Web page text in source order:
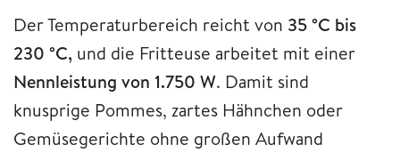
Der Temperaturbereich reicht von 35 °C bis
230 °C, und die Fritteuse arbeitet mit einer
Nennleistung von 1.750 W. Damit sind
knusprige Pommes, zartes Hähnchen oder
Gemüsegerichte ohne großen Aufwand